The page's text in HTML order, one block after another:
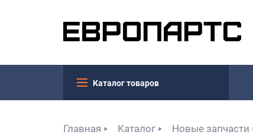
Каталог товаров
Главная Каталог Новые запчасти